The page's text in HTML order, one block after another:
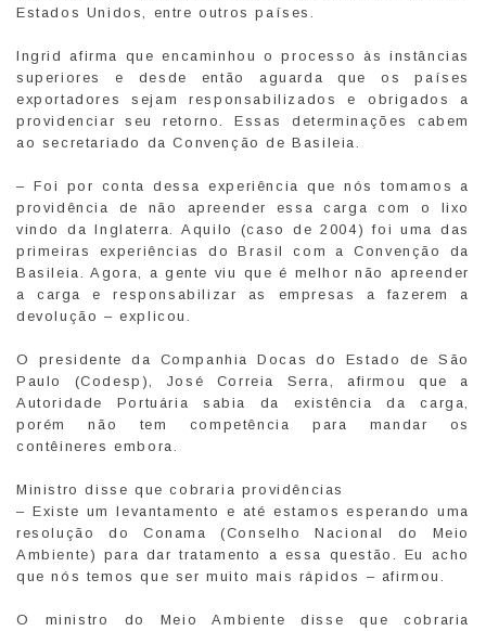
Estados Unidos, entre outros países.
Ingrid afirma que encaminhou o processo às instâncias
superiores e desde então aguarda que os países
exportadores sejam responsabilizados e obrigados a
providenciar seu retorno. Essas determinações cabem
ao secretariado da Convenção de Basileia.
– Foi por conta dessa experiência que nós tomamos a
providência de não apreender essa carga com o lixo
vindo da Inglaterra. Aquilo (caso de 2004) foi uma das
primeiras experiências do Brasil com a Convenção da
Basileia. Agora, a gente viu que é melhor não apreender
a carga e responsabilizar as empresas a fazerem a
devolução – explicou.
O presidente da Companhia Docas do Estado de São
Paulo (Codesp), José Correia Serra, afirmou que a
Autoridade Portuária sabia da existência da carga,
porém não tem competência para mandar os
contêineres embora.
Ministro disse que cobraria providências
– Existe um levantamento e até estamos esperando uma
resolução do Conama (Conselho Nacional do Meio
Ambiente) para dar tratamento a essa questão. Eu acho
que nós temos que ser muito mais rápidos – afirmou.
O ministro do Meio Ambiente disse que cobraria